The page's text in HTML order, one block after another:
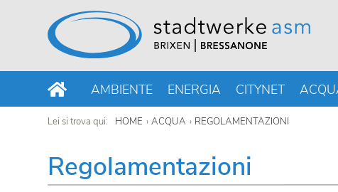
AMBIENTE ENERGIA CITYNET
Lei si trova qui: HOME ACQUA REGOLAMENTAZIONI
Regolamentazioni